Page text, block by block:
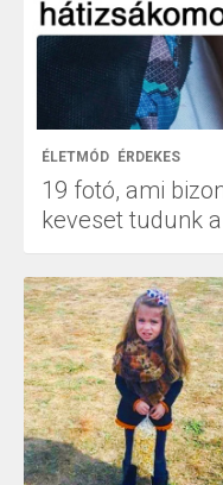
ÉLETMÓD ÉRDEKES
19 fotó, ami
keveset tudunk